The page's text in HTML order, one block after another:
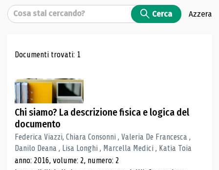
Cerca Cerca Azzera
Risultati di ricerca
Documenti trovati: 1
Chi siamo? La descrizione fisica e logica del
documento
Federica Viazzi, Chiara Consonni , Valeria De Francesca ,
Danilo Deana , Lisa Longhi , Marcella Medici , Katia Toia
anno: 2016, volume: 2, numero: 2